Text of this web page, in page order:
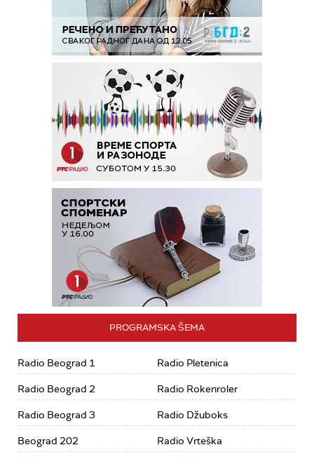
PROGRAMSKA ŠEMA
Radio Beograd 1
Radio Beograd 2
Radio Beograd 3
Beograd 202
Radio Pletenica
Radio Rokenroler
Radio Džuboks
Radio Vrteška